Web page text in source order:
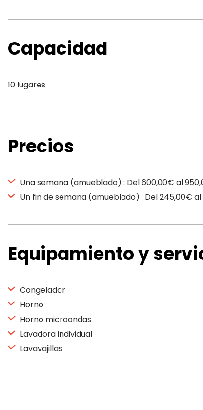
Capacidad
10 lugares
Precios
Una semana (amueblado) : Del 600,00€ al
Un fin de semana (amueblado) : Del 245,00€
Equipamiento y
Congelador
Horno
Horno microondas
Lavadora individual
Lavavajillas